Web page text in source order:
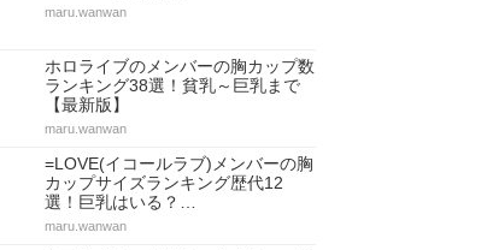
maru.wanwan
ホロライブのメンバーの胸カップ数
ランキング38選！貧乳～巨乳まで
【最新版】
maru.wanwan
=LOVE(イコールラブ)メンバーの胸
カップサイズランキング歴代12
選！巨乳はいる？…
maru.wanwan